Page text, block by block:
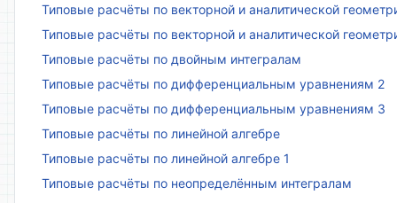
Типовые расчёты по векторной и аналитической
Типовые расчёты по векторной и аналитической
Типовые расчёты по двойным интегралам
Типовые расчёты по дифференциальным уравнениям 2
Типовые расчёты по дифференциальным уравнениям 3
Типовые расчёты по линейной алгебре
Типовые расчёты по линейной алгебре 1
Типовые расчёты по неопределённым интегралам